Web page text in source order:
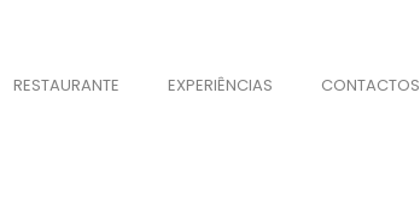
RESTAURANTE EXPERIÊNCIAS CONTACTOS